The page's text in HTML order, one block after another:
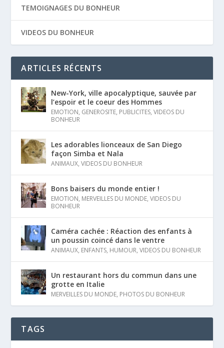
TEMOIGNAGES DU BONHEUR
VIDEOS DU BONHEUR
ARTICLES RÉCENTS
New-York, ville apocalyptique, sauvée par
l’espoir et le coeur des Hommes
EMOTION, GENEROSITE, PUBLICITES,VIDEOS DU
BONHEUR
Les adorables lionceaux de San Diego
façon Simba et Nala
ANIMAUX,VIDEOS DU BONHEUR
Bons baisers du monde entier !
EMOTION, MERVEILLES DU MONDE,VIDEOS DU
BONHEUR
Caméra cachée : Réaction des enfants à
un poussin coincé dans le ventre
ANIMAUX, ENFANTS, HUMOUR,VIDEOS DU BONHEUR
Un restaurant hors du commun dans une
grotte en Italie
MERVEILLES DU MONDE, PHOTOS DU BONHEUR
TAGS